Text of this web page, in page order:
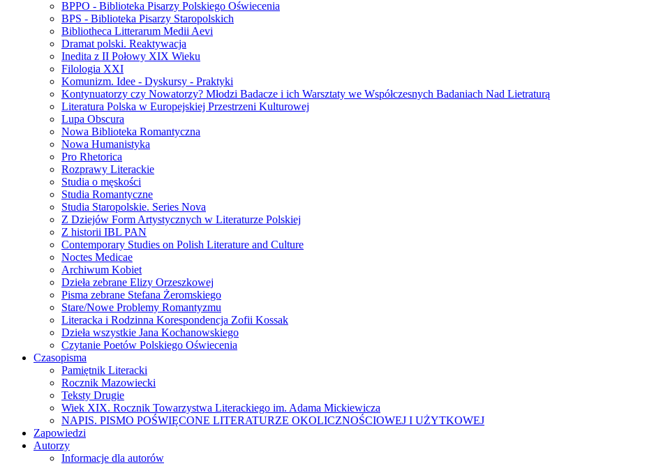
BPPO - Biblioteka Pisarzy Polskiego Oświecenia
BPS - Biblioteka Pisarzy Staropolskich
Bibliotheca Litterarum Medii Aevi
Dramat polski. Reaktywacja
Inedita z II Połowy XIX Wieku
Filologia XXI
Komunizm. Idee - Dyskursy - Praktyki
Kontynuatorzy czy Nowatorzy? Młodzi Badacze i ich Warsztaty we Współczesnych Badaniach Nad Lietraturą
Literatura Polska w Europejskiej Przestrzeni Kulturowej
Lupa Obscura
Nowa Biblioteka Romantyczna
Nowa Humanistyka
Pro Rhetorica
Rozprawy Literackie
Studia o męskości
Studia Romantyczne
Studia Staropolskie. Series Nova
Z Dziejów Form Artystycznych w Literaturze Polskiej
Z historii IBL PAN
Contemporary Studies on Polish Literature and Culture
Noctes Medicae
Archiwum Kobiet
Dzieła zebrane Elizy Orzeszkowej
Pisma zebrane Stefana Żeromskiego
Stare/Nowe Problemy Romantyzmu
Literacka i Rodzinna Korespondencja Zofii Kossak
Dzieła wszystkie Jana Kochanowskiego
Czytanie Poetów Polskiego Oświecenia
Czasopisma
Pamiętnik Literacki
Rocznik Mazowiecki
Teksty Drugie
Wiek XIX. Rocznik Towarzystwa Literackiego im. Adama Mickiewicza
NAPIS. PISMO POŚWIĘCONE LITERATURZE OKOLICZNOŚCIOWEJ I UŻYTKOWEJ
Zapowiedzi
Autorzy
Informacje dla autorów